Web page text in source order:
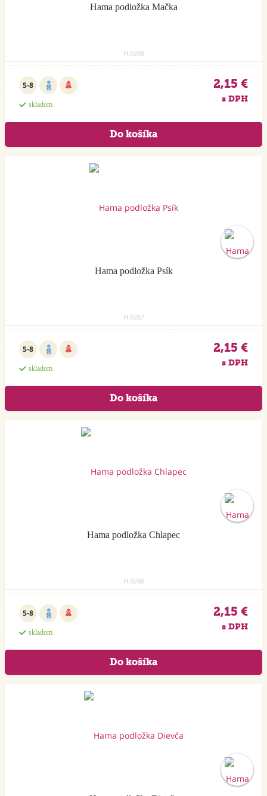
Hama podložka Mačka
H.0288
5-8
skladom
2,15 €
s DPH
Hama podložka Psík
H.0287
5-8
skladom
2,15 €
s DPH
Hama podložka Chlapec
H.0286
5-8
skladom
2,15 €
s DPH